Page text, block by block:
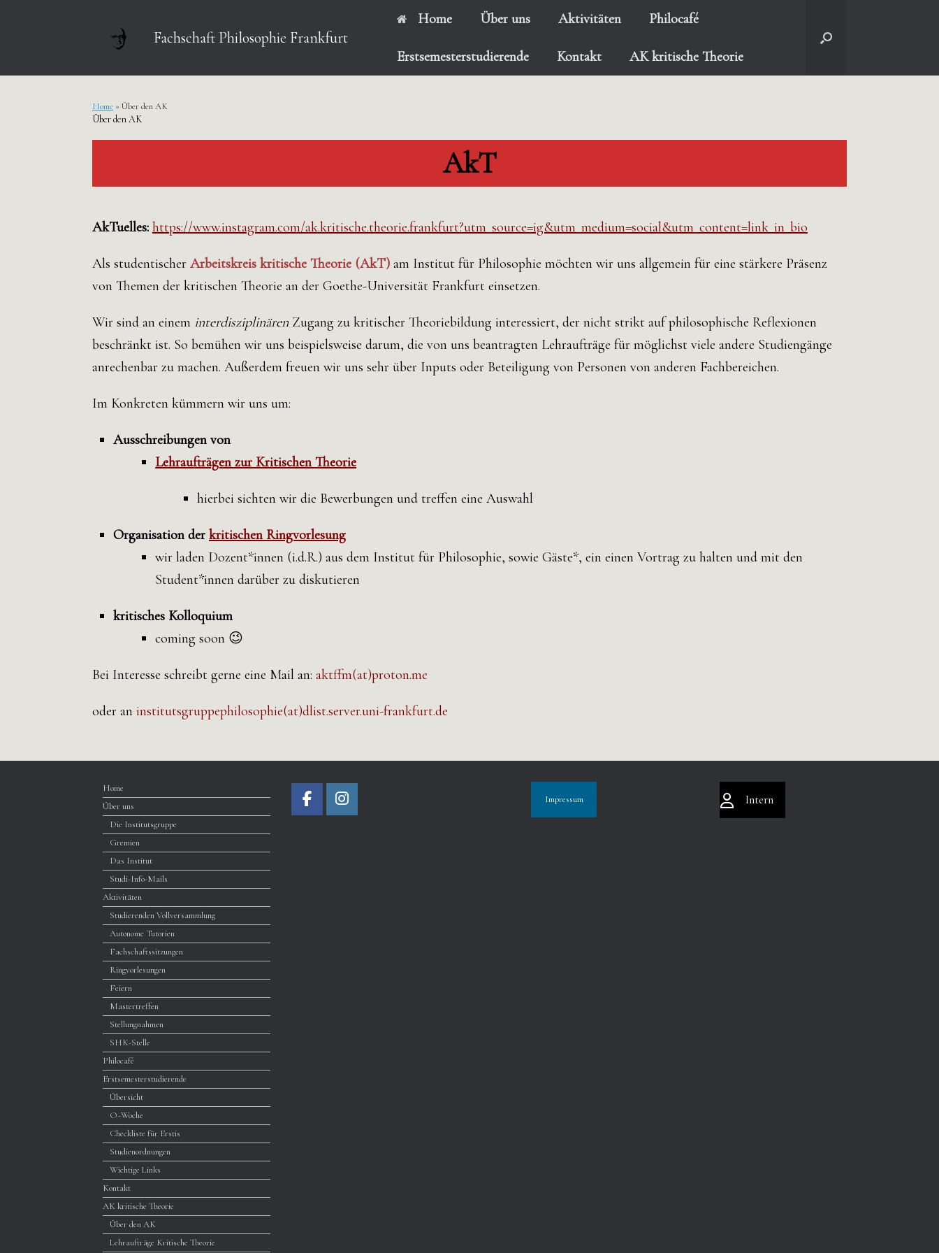
Fachschaft Philosophie Frankfurt
Home Über uns Aktivitäten Philocafé
Erstsemesterstudierende Kontakt AK kritische Theorie
Home » Über den AK
Über den AK
AkT
AkTuelles: https://www.instagram.com/ak.kritische.theorie.frankfurt?utm_source=ig&utm_medium=social&utm_content=link_in_bio
Als studentischer Arbeitskreis kritische Theorie (AkT) am Institut für Philosophie möchten wir uns allgemein für eine stärkere Präsenz
von Themen der kritischen Theorie an der Goethe-Universität Frankfurt einsetzen.
Wir sind an einem interdisziplinärenZugang zu kritischer Theoriebildung interessiert, der nicht strikt auf philosophische Reflexionen
beschränkt ist. So bemühen wir uns beispielsweise darum, die von uns beantragten Lehraufträge für möglichst viele andere Studiengänge
anrechenbar zu machen. Außerdem freuen wir uns sehr über Inputs oder Beteiligung von Personen von anderen Fachbereichen.
Im Konkreten kümmern wir uns um:
Ausschreibungen von
Lehraufträgen zur Kritischen Theorie
hierbei sichten wir die Bewerbungen und treffen eine Auswahl
Organisation der kritischen Ringvorlesung
wir laden Dozent*innen (i.d.R.) aus dem Institut für Philosophie, sowie Gäste*, ein einen Vortrag zu halten und mit den
Student*innen darüber zu diskutieren
kritisches Kolloquium
coming soon 😉
Bei Interesse schreibt gerne eine Mail an: aktffm(at)proton.me
oder an institutsgruppephilosophie(at)dlist.server.uni-frankfurt.de
Home
Über uns
Die Institutsgruppe
Gremien
Das Institut
Studi-Info-Mails
Aktivitäten
Studierenden Vollversammlung
Autonome Tutorien
Fachschaftssitzungen
Ringvorlesungen
Feiern
Mastertreffen
Stellungnahmen
SHK-Stelle
Philocafé
Erstsemesterstudierende
Übersicht
O~Woche
Checkliste für Erstis
Studienordnungen
Wichtige Links
Kontakt
AK kritische Theorie
Über den AK
Lehraufträge Kritische Theorie
Impressum Intern